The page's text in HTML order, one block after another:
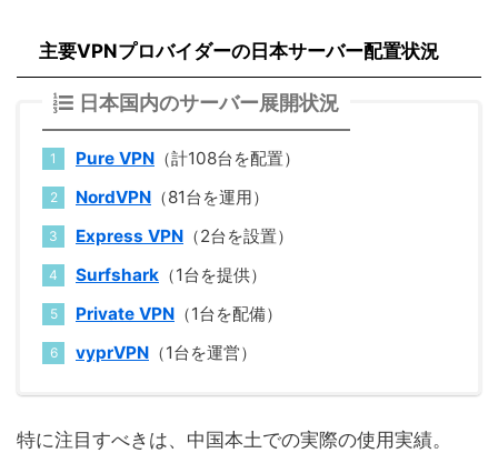
主要VPNプロバイダーの日本サーバー配置状況
日本国内のサーバー展開状況
Pure VPN （計108台を配置）
NordVPN （81台を運用）
Express VPN （2台を設置）
Surfshark （1台を提供）
Private VPN （1台を配備）
vyprVPN （1台を運営）
特に注目すべきは、中国本土での実際の使用実績。